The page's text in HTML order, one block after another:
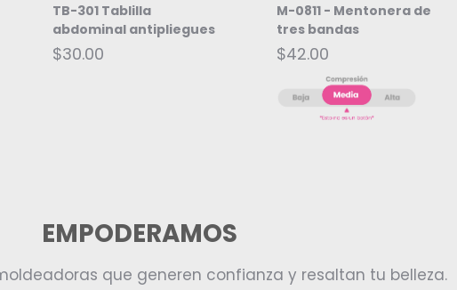
TB-301 Tablilla
abdominal antipliegues
$30.00
M-0811 - Mentonera de
tres bandas
$42.00
EMPODERAMOS
que generen confianza y resaltan tu belleza.